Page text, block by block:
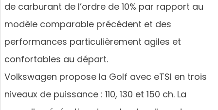
de carburant de l’ordre de 10% par rapport au
modèle comparable précédent et des
performances particulièrement agiles et
confortables au départ.
Volkswagen propose la Golf avec eTSI en trois
niveaux de puissance : 110, 130 et 150 ch. La